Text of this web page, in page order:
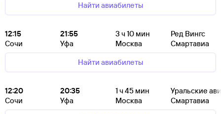
Найти авиабилеты
12:15
Сочи
21:55
Уфа
3 ч 10 мин
Москва
Ред Вингс
Смартавиа
Найти авиабилеты
12:20
Сочи
20:35
Уфа
1ч 45 мин
Москва
Уральские
Смартавиа